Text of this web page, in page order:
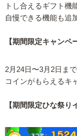
トし合えるギフト機
自慢できる機能も追
【期間限定キャンペ
2月24日〜3月2日ま
コインがもらえるキ
【期間限定ひな祭り